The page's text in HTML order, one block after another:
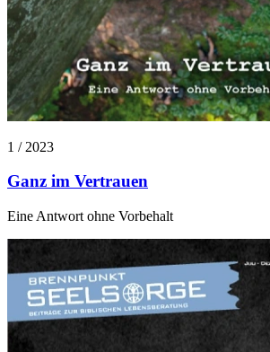
1 / 2023
Ganz im Vertrauen
Eine Antwort ohne Vorbehalt